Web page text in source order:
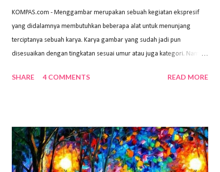
KOMPAS.com - Menggambar merupakan sebuah kegiatan ekspresif
yang didalamnya membutuhkan beberapa alat untuk menunjang
terciptanya sebuah karya. Karya gambar yang sudah jadi pun
disesuaikan dengan tingkatan sesuai umur atau juga kategori. Namun,
sehingga hasilnya bisa dilihat. Peran alat dan bahan sangat
memiliki spesifikasi berbeda sesuai jenisnya. Berikut peralatan
menggambar bentuk: 1. Kertas Gambar Kegiatan menggambar
membutuhkan kertas yang baik agar proses pembuatan gambar lebih
SHARE 4 COMMENTS READ MORE